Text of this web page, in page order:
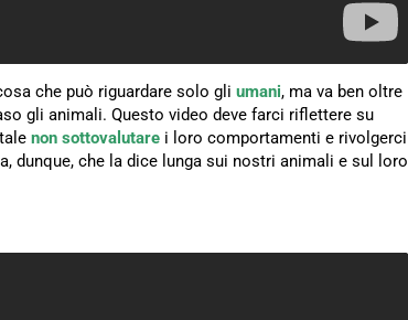
che può riguardare solo gli umani, ma va ben oltre
gli animali. Questo video deve farci riflettere su
non sottovalutare i loro comportamenti e rivolgerci
dunque, che la dice lunga sui nostri animali e sul loro